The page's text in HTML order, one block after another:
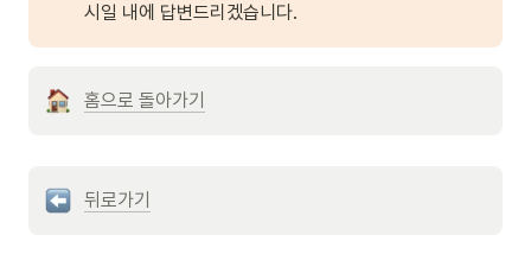
시일 내에 답변드리겠습니다.
홈으로 돌아가기
뒤로가기